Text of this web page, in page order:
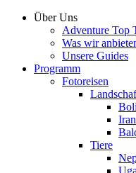
Über Uns
Adventure Top
Was wir
Unsere Guides
Programm
Fotoreisen
Iran
Tiere